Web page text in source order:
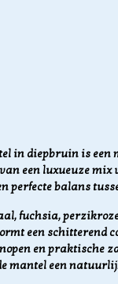
in diepbruin is
een luxueuze mix
perfecte balans
fuchsia,
een
en praktische
mantel een